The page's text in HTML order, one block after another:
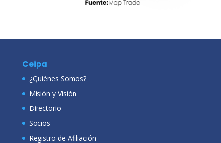
Ceipa
¿Quiénes Somos?
Misión y Visión
Directorio
Socios
Registro de Afiliación